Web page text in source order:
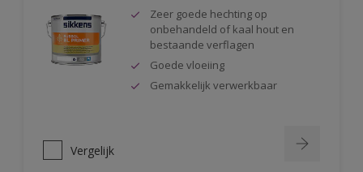
Zeer goede hechting op
onbehandeld of kaal hout en
bestaande verflagen
Goede vloeiing
Gemakkelijk verwerkbaar
Vergelijk